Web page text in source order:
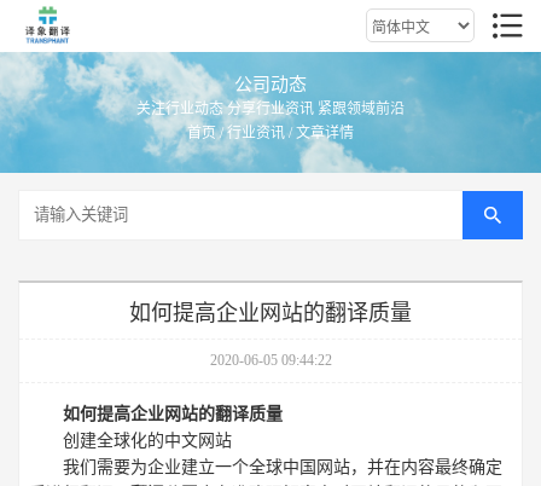
公司动态
关注行业动态 分享行业资讯 紧跟领域前沿
首页/行业资讯 / 文章详情
如何提高企业网站的翻译质量
2020-06-05 09:44:22
如何提高企业网站的翻译质量
创建全球化的中文网站
我们需要为企业建立一个全球中国网站，并在内容最终确定